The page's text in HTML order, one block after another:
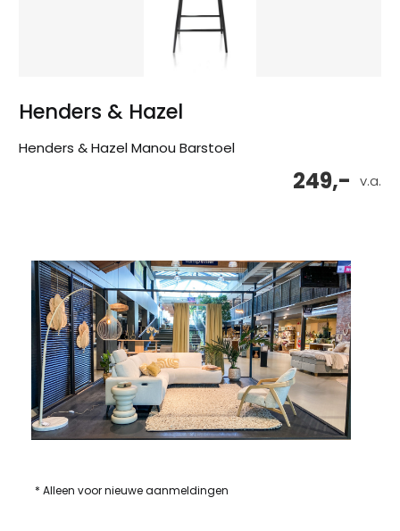
Henders & Hazel
Henders & Hazel Manou Barstoel
v.a.
249,-
* Alleen voor nieuwe aanmeldingen